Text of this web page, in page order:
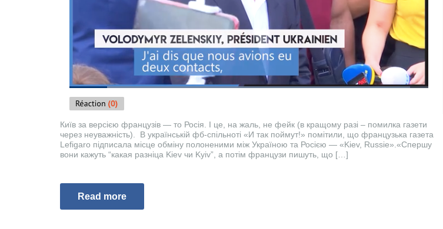
Київ за версією французів — то Росія. І це, на жаль, не фейк (в кращому разі – помилка газети
через неуважність). В українській фб-спільноті «И так поймут!» помітили, що французька газета
Lefigaro підписала місце обміну полоненими між Україною та Росією — «Kiev, Russie».«Спершу
вони кажуть “какая разніца Kiev чи Kyiv”, а потім французи пишуть, що […]
Read more